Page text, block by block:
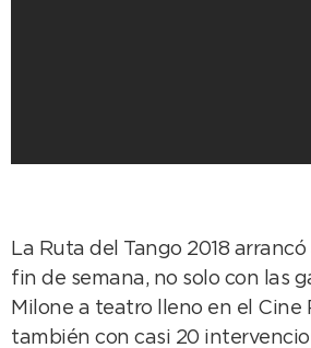
La Ruta del Tango 2018
fin de semana, no solo con las
Milone a teatro lleno en el Cine
también con casi 20